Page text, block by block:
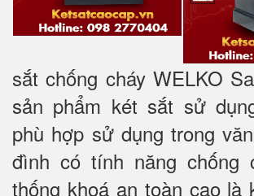
sắt chống cháy WELKO
sản phẩm két sắt sử
phù hợp sử dụng trong
đình có tính năng chống
thống khoá an toàn cao là